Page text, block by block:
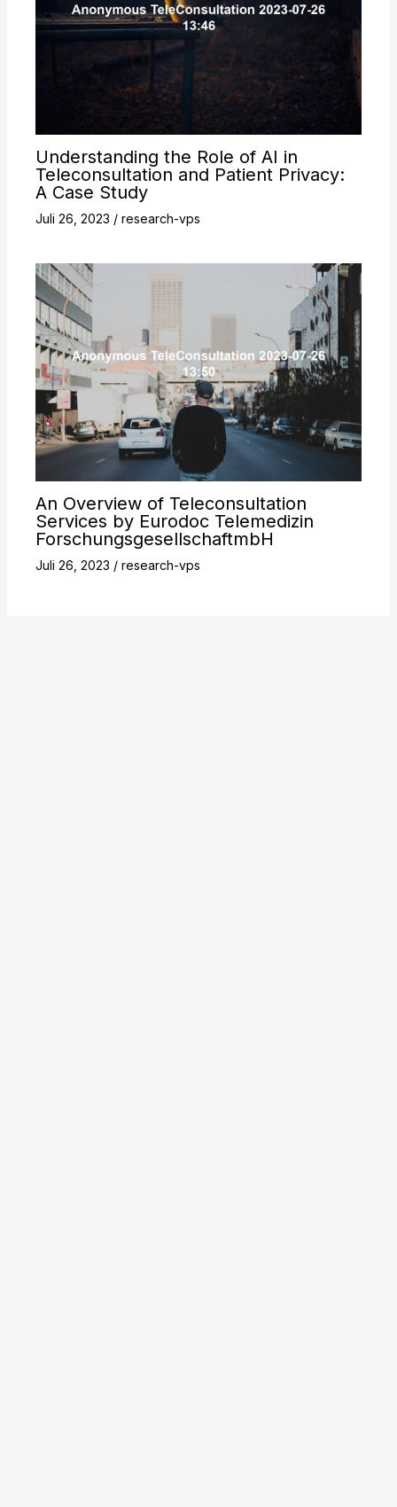
Understanding the Role of AI in
Teleconsultation and Patient Privacy:
A Case Study
Juli 26, 2023 /research-vps
An Overview of Teleconsultation
Services by Eurodoc Telemedizin
ForschungsgesellschaftmbH
Juli 26, 2023 /research-vps